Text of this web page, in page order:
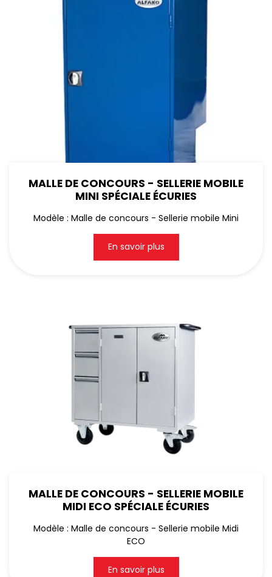
MALLE DE CONCOURS - SELLERIE MOBILE
MINI SPÉCIALE ÉCURIES
Modèle : Malle de concours - Sellerie mobile Mini
En savoir plus
MALLE DE CONCOURS - SELLERIE MOBILE
MIDI ECO SPÉCIALE ÉCURIES
Modèle : Malle de concours - Sellerie mobile Midi
ECO
En savoir plus